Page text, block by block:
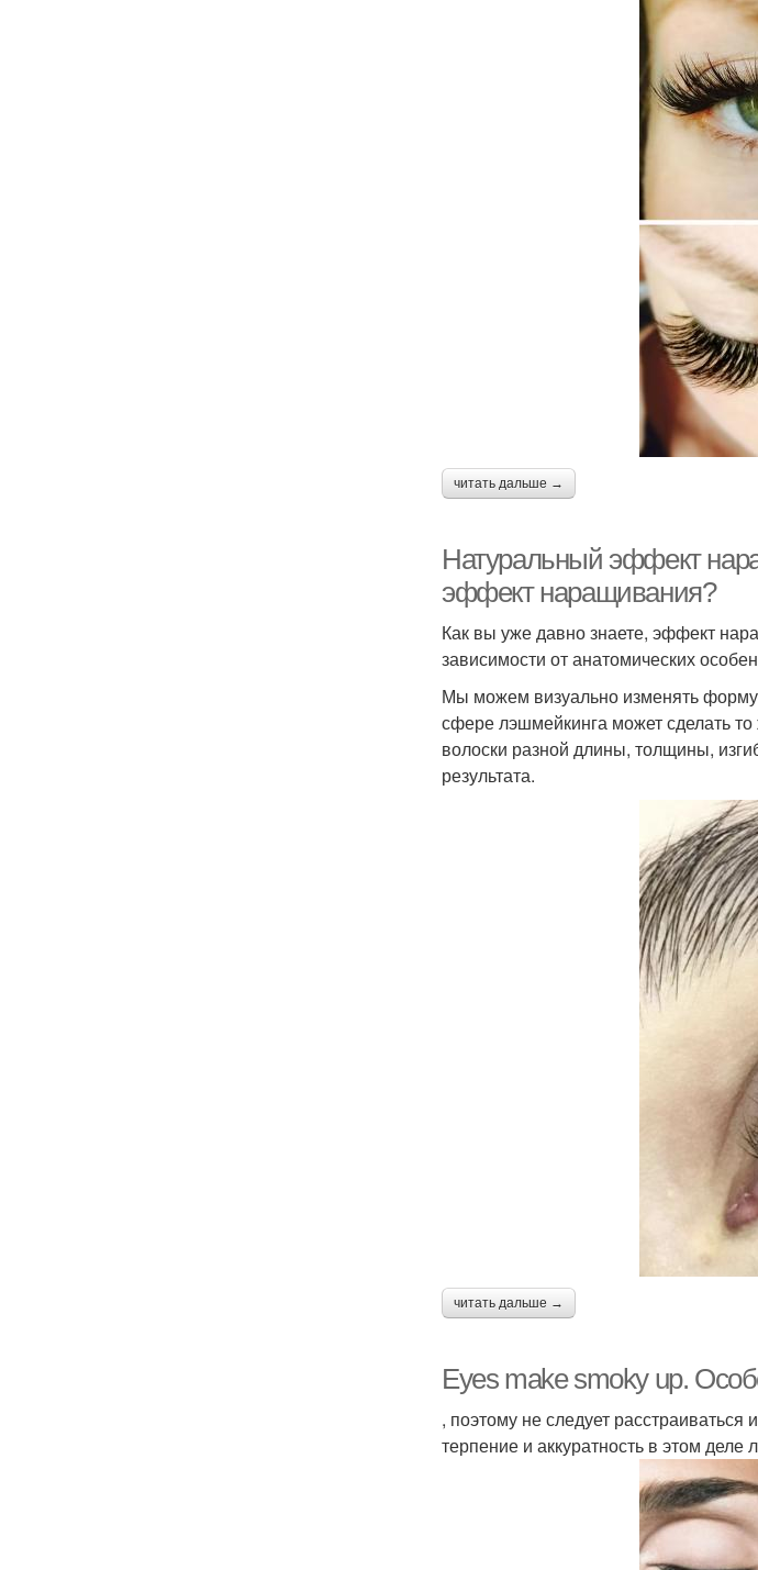
читать дальше →
Натуральный эффект
эффект наращивания?
Как вы уже давно знаете, эффект
зависимости от анатомических
Мы можем визуально изменять
сфере лэшмейкинга может сделать
волоски разной длины, толщины,
результата.
читать дальше →
Eyes make smoky up.
, поэтому не следует расстраиваться
терпение и аккуратность в этом